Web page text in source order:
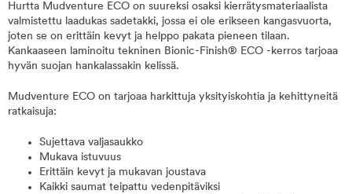
Hurtta Mudventure ECO on suureksi osaksi kierrätysmateriaalista
valmistettu laadukas sadetakki, jossa ei ole erikseen kangasvuorta,
joten se on erittäin kevyt ja helppo pakata pieneen tilaan.
Kankaaseen laminoitu tekninen Bionic-Finish® ECO -kerros tarjoaa
hyvän suojan hankalassakin kelissä.
Mudventure ECO on tarjoaa harkittuja yksityiskohtia ja kehittyneitä
ratkaisuja:
Sujettava valjasaukko
Mukava istuvuus
Erittäin kevyt ja mukavan joustava
Kaikki saumat teipattu vedenpitäviksi